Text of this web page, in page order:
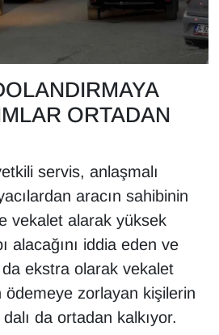
ORTADAN
servis, anlaşmalı
aracın sahibinin
vekalet alarak yüksek
alacağını iddia eden ve
ekstra olarak vekalet
zorlayan kişilerin
da ortadan kalkıyor.